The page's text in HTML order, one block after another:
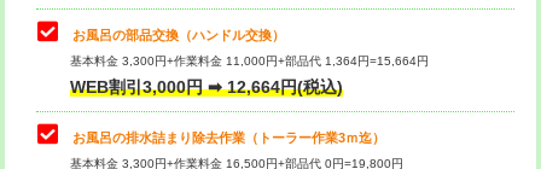
トイレタンク脱着
トイレ便器脱着
タンクレストイレ脱着 33,000円
お風呂の部品交換（ハンドル交換）
基本料金 3,300円+作業料金 11,000円+部品代 1,364円=15,664円
WEB割引3,000円 ➡ 12,664円(税込)
お風呂の排水詰まり除去作業（トーラー作業3ｍ迄）
基本料金 3,300円+作業料金 16,500円+部品代 0円=19,800円